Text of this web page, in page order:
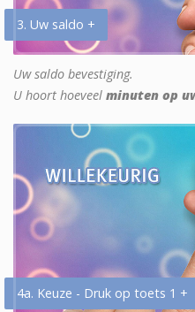
3. Uw saldo +
Uw saldo bevestiging.
U hoort hoeveel minuten op
4a. Keuze - Druk op toets 1 +